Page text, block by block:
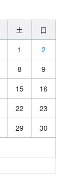
土
日
1
2
8
9
15
16
22
23
29
30